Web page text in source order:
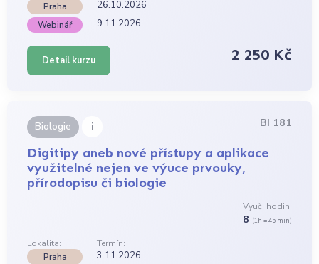
Praha 26.10.2026
Webinář 9.11.2026
Detail kurzu 2 250 Kč
Biologie i BI 181
Digitipy aneb nové přístupy a aplikace
využitelné nejen ve výuce prvouky,
přírodopisu či biologie
Vyuč. hodin:
8 (1h = 45 min)
Lokalita:
Termín:
Praha
3.11.2026